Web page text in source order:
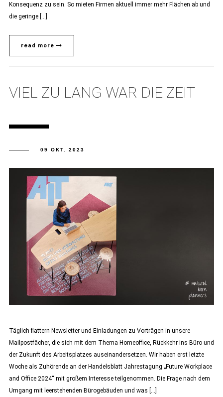
Konsequenz zu sein. So mieten Firmen aktuell immer mehr Flächen ab und
die geringe […]
read more
VIEL ZU LANG WAR DIE ZEIT
09 OKT. 2023
Täglich flattern Newsletter und Einladungen zu Vorträgen in unsere
Mailpostfächer, die sich mit dem Thema Homeoffice, Rückkehr ins Büro und
der Zukunft des Arbeitsplatzes auseinandersetzen. Wir haben erst letzte
Woche als Zuhörende an der Handelsblatt Jahrestagung „Future Workplace
and Office 2024“ mit großem Interesse teilgenommen. Die Frage nach dem
Umgang mit leerstehenden Bürogebäuden und was […]